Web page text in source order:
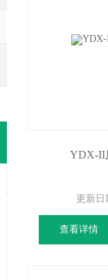
YDX-II
更新日
查看详情